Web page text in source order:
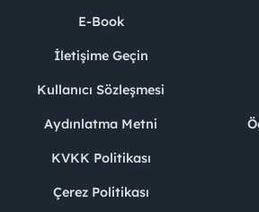
E-Book
İletişime Geçin
Kullanıcı Sözleşmesi
Aydınlatma Metni
KVKK Politikası
Çerez Politikası